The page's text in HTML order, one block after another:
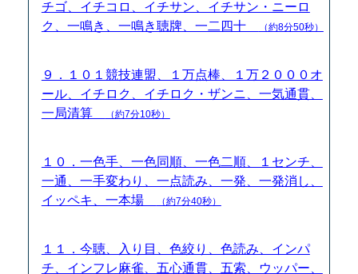
チゴ、イチコロ、イチサン、イチサン・ニーロ
ク、一鳴き、一鳴き聴牌、一二四十
（約8分50秒）
９．１０１競技連盟、１万点棒、１万２０００オ
ール、イチロク、イチロク・ザンニ、一気通貫、
一局清算
（約7分10秒）
１０．一色手、一色同順、一色二順、１センチ、
一通、一手変わり、一点読み、一発、一発消し、
イッペキ、一本場
（約7分40秒）
１１．今聴、入り目、色絞り、色読み、インパ
チ、インフレ麻雀、五心通貫、五索、ウッパー、